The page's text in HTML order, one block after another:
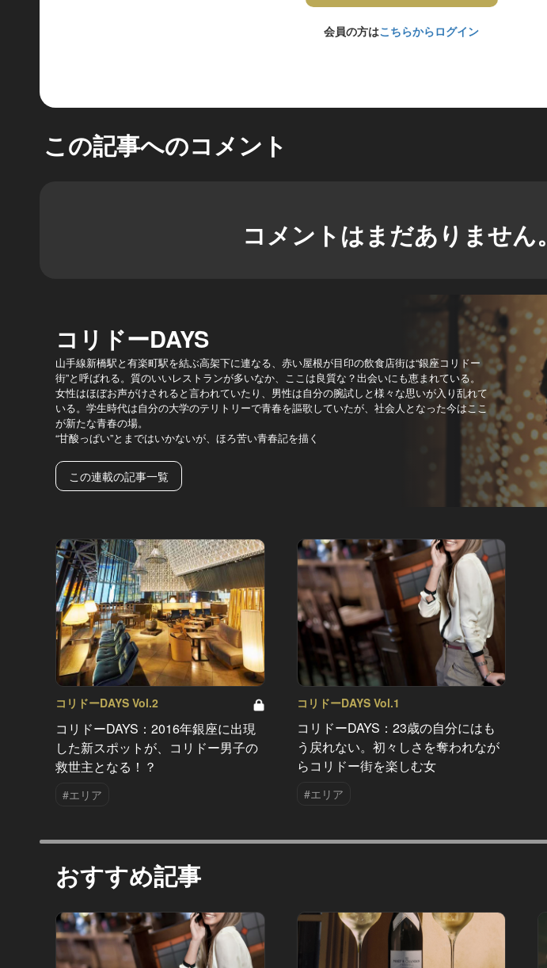
会員の方はこちらからログイン
この記事へのコメント
コメントはまだありません。
コリドーDAYS
山手線新橋駅と有楽町駅を結ぶ高架下に連なる、赤い屋根が目印の飲食店街は“銀座コリドー
街”と呼ばれる。質のいいレストランが多いなか、ここは良質な？出会いにも恵まれている。
女性はほぼお声がけされると言われていたり、男性は自分の腕試しと様々な思いが入り乱れて
いる。学生時代は自分の大学のテリトリーで青春を謳歌していたが、社会人となった今はここ
が新たな青春の場。
“甘酸っぱい”とまではいかないが、ほろ苦い青春記を描く
この連載の記事一覧
コリドーDAYS Vol.2
コリドーDAYS：2016年銀座に出現
した新スポットが、コリドー男子の
救世主となる！？
#エリア
コリドーDAYS Vol.1
コリドーDAYS：23歳の自分にはも
う戻れない。初々しさを奪われなが
らコリドー街を楽しむ女
#エリア
おすすめ記事